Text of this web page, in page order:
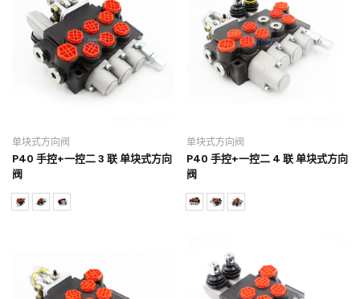
单块式方向阀
P40 手控+一控二 3 联 单块式方向
阀
单块式方向阀
P40 手控+一控二 4 联 单块式方向
阀